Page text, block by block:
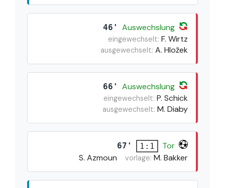
46' Auswechslung
eingewechselt: F. Wirtz
ausgewechselt: A. Hložek
66' Auswechslung
eingewechselt: P. Schick
ausgewechselt: M. Diaby
67' 1:1
Tor
S. Azmoun
vorlage: M. Bakker